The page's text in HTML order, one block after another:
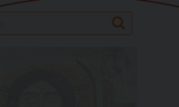
Search